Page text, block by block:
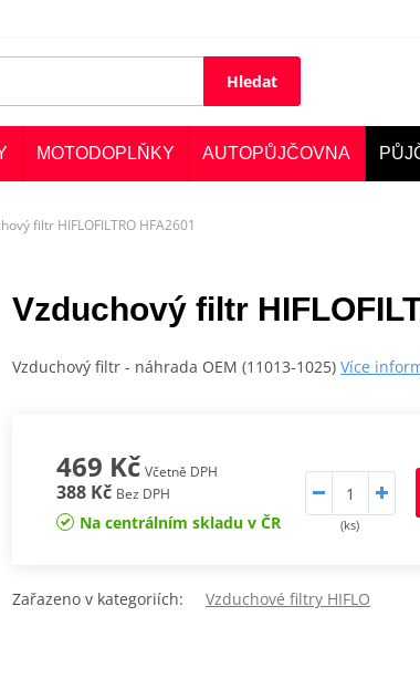
Hledat
MOTODOPLŇKY AUTOPŮJČOVNA
filtr HIFLOFILTRO HFA2601
Vzduchový filtr
Vzduchový filtr - náhrada OEM (11013-1025) Více
469 Kč Včetně DPH
388 Kč Bez DPH
Na centrálním skladu v ČR (ks)
Zařazeno v kategoriích: Vzduchové filtry HIFLO